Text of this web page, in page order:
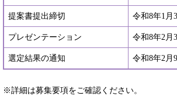
提案書提出締切 令和8年1月
プレゼンテーション 令和8年2月
選定結果の通知 令和8年2月
※詳細は募集要項をご確認ください。